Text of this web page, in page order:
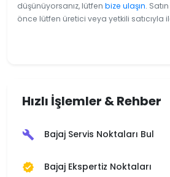
düşünüyorsanız, lütfen bize ulaşın.
önce lütfen üretici veya yetkili satıcıyla
Hızlı İşlemler & Rehber
build Bajaj Servis Noktaları Bul
verified Bajaj Ekspertiz Noktaları